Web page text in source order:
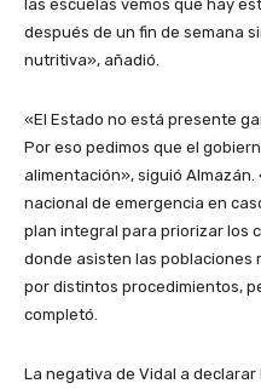
las escuelas vemos que hay
después de un fin de semana
nutritiva», añadió.
«El Estado no está presente
Por eso pedimos que el
alimentación», siguió
nacional de emergencia en
plan integral para priorizar los
donde asisten las poblaciones
por distintos procedimientos,
completó.
La negativa de Vidal a